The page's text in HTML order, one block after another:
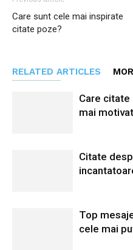
Care sunt cele mai inspirate
citate poze?
RELATED ARTICLES
Care
mai
Citate
Top
cele mai